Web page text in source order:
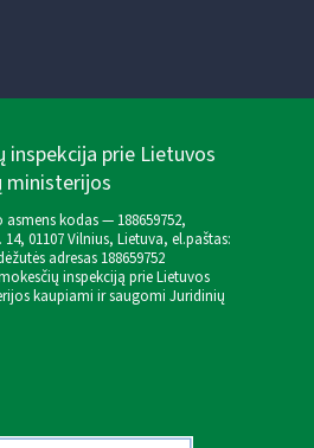
inspekcija prie Lietuvos
ministerijos
kodas — 188659752,
01107 Vilnius, Lietuva, el.paštas:
adresas 188659752
inspekciją prie Lietuvos
kaupiami ir saugomi Juridinių